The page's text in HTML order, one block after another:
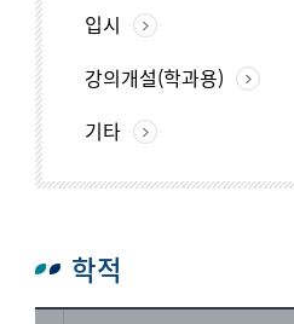
입시
강의개설(학과용)
기타
학적